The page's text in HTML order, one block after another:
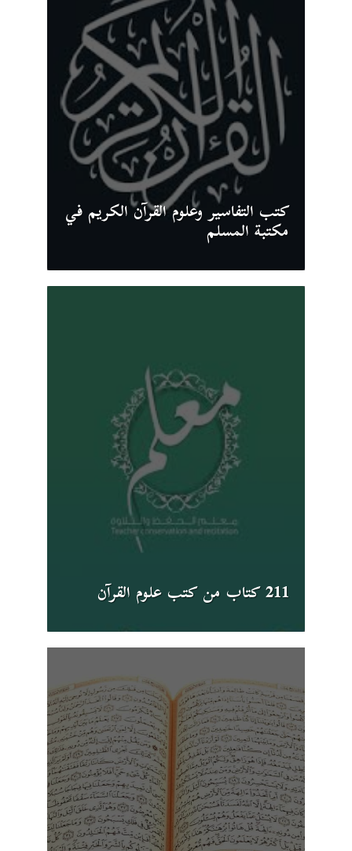
211 كتاب من كتب علوم القرآن
كتب التفاسير وعلوم القرآن الكريم في
مكتبة المسلم